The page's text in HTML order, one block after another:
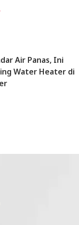
Air Panas, Ini
Water Heater di